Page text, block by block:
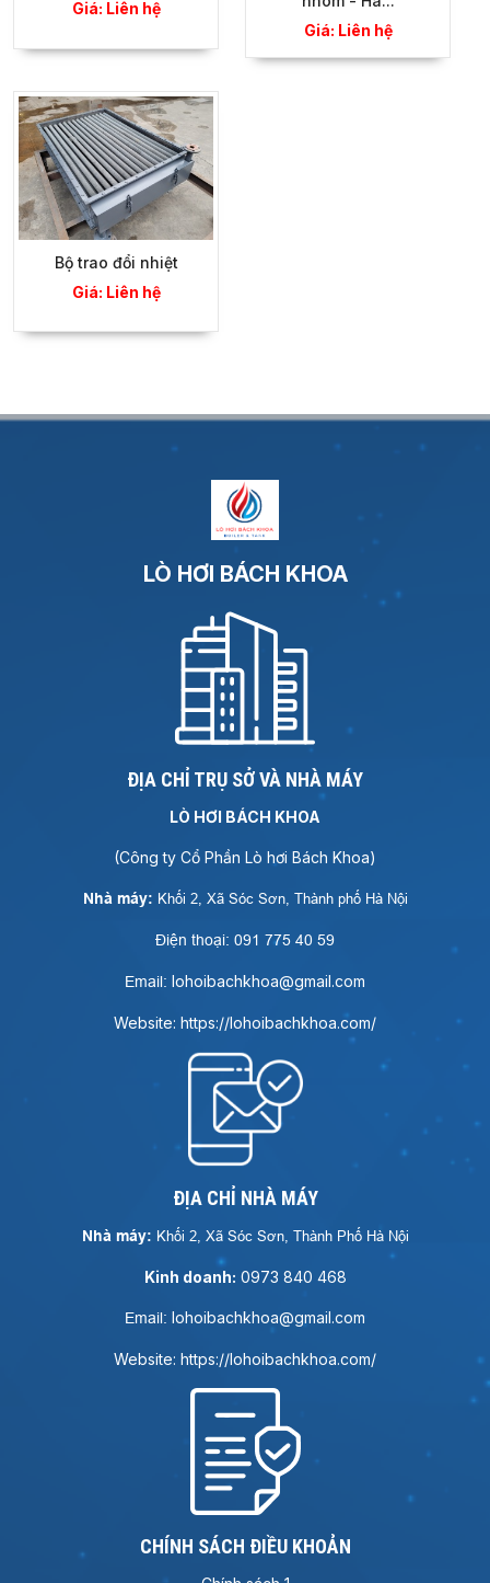
Giá: Liên hệ
Giá: Liên hệ
Bộ trao đổi nhiệt
Giá: Liên hệ
LÒ HƠI BÁCH KHOA
ĐỊA CHỈ TRỤ SỞ VÀ NHÀ MÁY
LÒ HƠI BÁCH KHOA
(Công ty Cổ Phần Lò hơi Bách Khoa)
Nhà máy: Khối 2, Xã Sóc Sơn, Thành phố Hà Nội
Điện thoại: 091 775 40 59
Email: lohoibachkhoa@gmail.com
Website: https://lohoibachkhoa.com/
ĐỊA CHỈ NHÀ MÁY
Nhà máy: Khối 2, Xã Sóc Sơn, Thành Phố Hà Nội
Kinh doanh: 0973 840 468
Email: lohoibachkhoa@gmail.com
Website: https://lohoibachkhoa.com/
CHÍNH SÁCH ĐIỀU KHOẢN